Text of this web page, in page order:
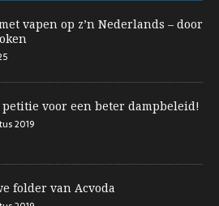
vapen op z’n Nederlands – door
petitie voor een beter dampbeleid!
2019
folder van Acvoda